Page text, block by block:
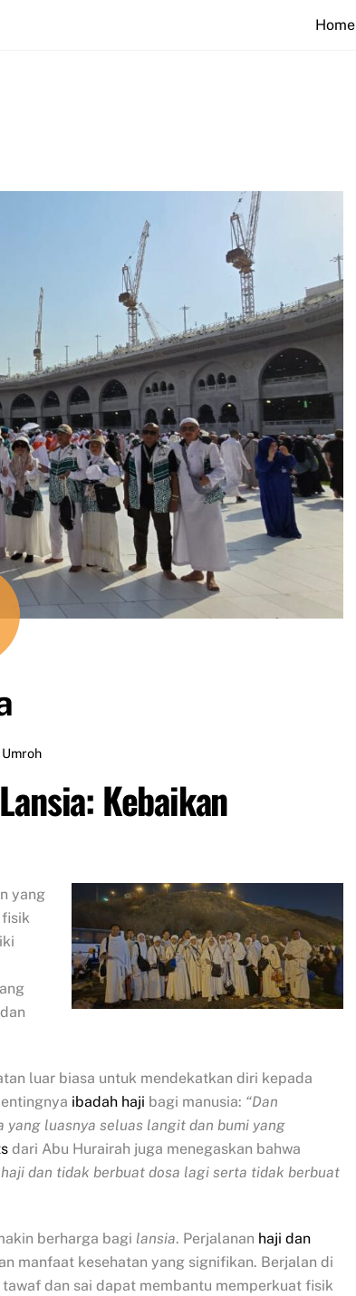
Home
Umroh
Kebaikan
yang
fisik
dan
luar biasa untuk mendekatkan diri kepada
ibadah haji bagi manusia: “Dan
yang luasnya seluas langit dan bumi yang
dari Abu Hurairah juga menegaskan bahwa
dan tidak berbuat dosa lagi serta tidak berbuat
berharga bagi lansia. Perjalanan haji dan
manfaat kesehatan yang signifikan. Berjalan di
dan sai dapat membantu memperkuat fisik